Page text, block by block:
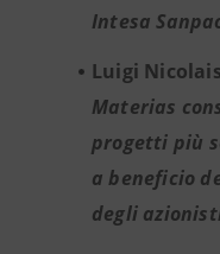
Intesa
Luigi
Materias
progetti più
a beneficio
degli